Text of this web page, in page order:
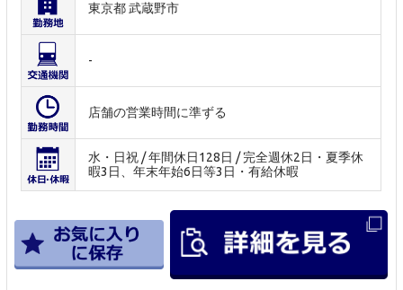
東京都 武蔵野市
-
店舗の営業時間に準ずる
水・日祝 / 年間休日128日 / 完全週休2日・夏季休
暇3日、年末年始6日等3日・有給休暇